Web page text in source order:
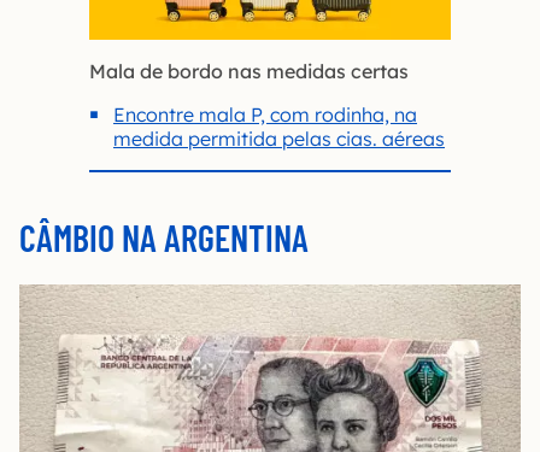
Mala de bordo nas medidas certas
Encontre mala P, com rodinha, na
medida permitida pelas cias. aéreas
CÂMBIO NA ARGENTINA